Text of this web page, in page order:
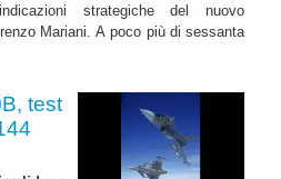
strategiche del nuovo
Mariani. A poco più di sessanta
test